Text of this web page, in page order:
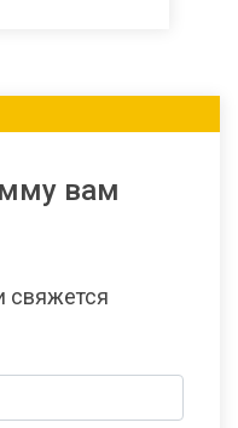
вам
свяжется